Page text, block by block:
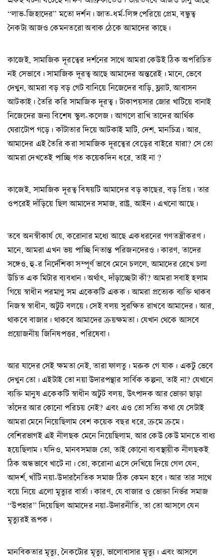
“লাভ-জিহাদের” মতো দর্শন। জাত-ধর্ম-লিঙ্গ পেরিয়ে প্রেম, বন্ধুত্ব
নৈকট্য আজও কেমনতরো অবাক ঠেকে আমাদের কাছে।
কাজেই, সামাজিক দূরত্বের দর্শনের সাথে আমরা কেউই ঠিক অপরিচিত
নই সেভাবে। সামাজিক দূরত্ব আছে আমাদের অন্তরেই। মানে, ভেবে
দেখুন, আমরা বড় বড় গেট বানিয়ে নিজেদের বাড়ি, ফ্ল্যাট, আবাসন
আটকাই। তৈরি করি সামাজিক দূরত্ব। টাকাপয়সার জোর খাটিয়ে বানাই
নিজেদের জন্য বিশেষ স্কুল-কলেজ। আগলে রাখি তাদের আর্থিক
ঘেরাটোপ গড়ে। কাঁটাতার দিয়ে আটকাই মাটি, দেশ, মানচিত্র। আর,
আমাদের এই তৈরি করা সামাজিক দূরত্বের বেড়ের বাইরে যারা? সে তো
আমরা দেখতেই পাচ্ছি গত কয়েকদিন ধরে, তাই না ?
কাজেই, সামাজিক দূরত্ব বিষয়টি আমাদের বড় কাছের, বড় প্রিয়। তার
ওপরেই দাঁড়িয়ে ছিল আমাদের সমাজ, রাষ্ট্র, আইন। এখনো আছে।
তবে অনস্বীকার্য যে, করোনার মধ্যে আছে একধরনের গণতন্ত্রীকরণ।
মানে, আমরা এখন ভয় পাচ্ছি নিতান্ত পরিজনদেরও। কারণ, তাদের
সঙ্গেও, হু-র নির্দেশিকা সম্পূর্ণ ভাবে মেনে চললে, আমাদের রেখে চলা
উচিত এক মিটার ব্যবধান। অর্থাৎ, দাঁড়াচ্ছেটা কী? আমরা সবাই হলাম
গিয়ে স্বাধীন পরমাণু সম একেকটি একক। আমরা প্রত্যেক ব্যক্তি থাকব
নিজস্ব স্বাধীন, অটুট বলয়ে। সেই বলয় সুরক্ষিত রাখবে আমাদের। আর,
থাকবে বাজার। থাকবে আমাদের ক্রয়ক্ষমতা। যেখান থেকে আসবে
প্রয়োজনীয় জিনিষপত্তর, পরিষেবা।
আর যাদের সেই ক্ষমতা নেই, তারা ফালতু। মরুক গে যাক। একটু ভেবে
দেখুন তো। এইটাই তো নয়া উদারপন্থার সার্বিক কল্পনা, তাই না? যেখানে
ব্যক্তি মানুষ একেকটি স্বাধীন অটুট বলয়, উৎপাদক আর ভোক্তা ছাড়া
তাঁদের আর কোনো পরিচয় নেই? এবং এও তো সত্যি কথা যে সেটাই
আমরা মেনে নিয়েছিলাম বেশ কয়েক বছর ধরে, ক্রমে ক্রমে।
বেশিরভাগই এই নীলছক মেনে নিয়েছিলাম, আর কেউ কেউ মানতে বাধ্য
হয়েছিলাম। যদিও, মানবসমাজ তো, তাই কোনো ব্যবস্থায়ীক নীলছকই
ঠিক অন্ধভাবে খাটে না। তো, করোনা এসে দেখিয়ে দিয়ে গেল যেন,
আদর্শ, খাঁটি নয়া-উদারনৈতিক সমাজ ঠিক কেমন হবে। আর তার সাথে
বয়ে নিয়ে এলো মৃত্যুর বার্তা। কারণ, যে বাজার ও ভোক্তা নির্ভর সমাজ
“উপহার” দিয়েছিল আমাদের নয়া-উদারনীতি, তা তো আসলে যেন
মৃত্যুরই রূপক।
মানবিকতার মৃত্যু, নৈকট্যের মৃত্যু, ভালোবাসার মৃত্যু। এবং আসলে